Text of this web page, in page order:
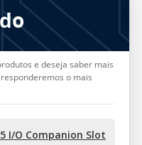
e deseja saber mais
o mais
I/O Companion Slot